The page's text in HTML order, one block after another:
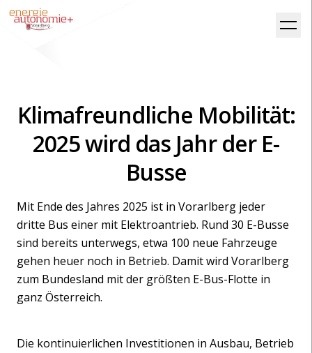
Klimafreundliche Mobilität:
2025 wird das Jahr der E-
Busse
Mit Ende des Jahres 2025 ist in Vorarlberg jeder
dritte Bus einer mit Elektroantrieb. Rund 30 E-Busse
sind bereits unterwegs, etwa 100 neue Fahrzeuge
gehen heuer noch in Betrieb. Damit wird Vorarlberg
zum Bundesland mit der größten E-Bus-Flotte in
ganz Österreich.
Die kontinuierlichen Investitionen in Ausbau, Betrieb